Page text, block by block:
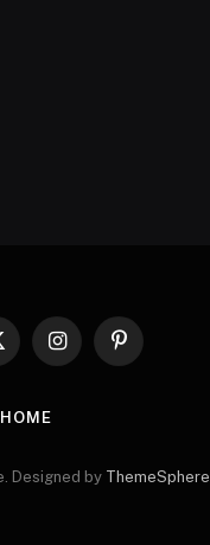
InstagramPinterest
HOME
Designed by ThemeSphere